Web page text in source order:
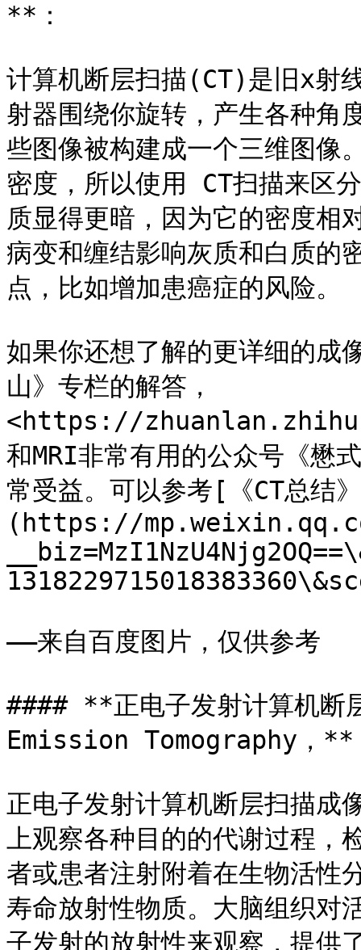
**：
计算机断层扫描(CT)是旧x射
射器围绕你旋转，产生各种角
些图像被构建成一个三维图像
密度，所以使用 CT扫描来区
质显得更暗，因为它的密度相
病变和缠结影响灰质和白质
点，比如增加患癌症的风险。
如果你还想了解的更详细的成
山》专栏的解答，
<https://
和MRI非常有用的公众号《懋
常受益。可以参考[《CT总结
(https://
——来自百度图片，仅供参考
#### **正电子发射计算机
Emission Tomography，
正电子发射计算机断层扫描成
上观察各种目的的代谢过程
者或患者注射附着在生物活
寿命放射性物质。大脑组织对
子发射的放射性来观察，提供